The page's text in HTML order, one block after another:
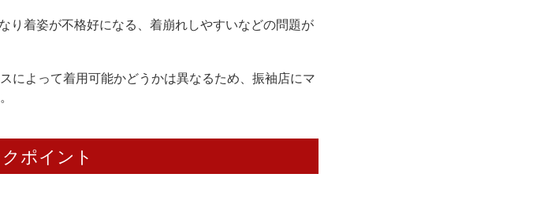
り着姿が不格好になる、着崩れしやすいなどの問題が
によって着用可能かどうかは異なるため、振袖店にマ
ポイント